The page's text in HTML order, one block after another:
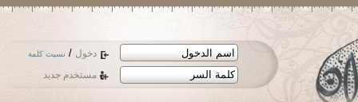
دخول / نسيت كلمة
مستخدم جديد